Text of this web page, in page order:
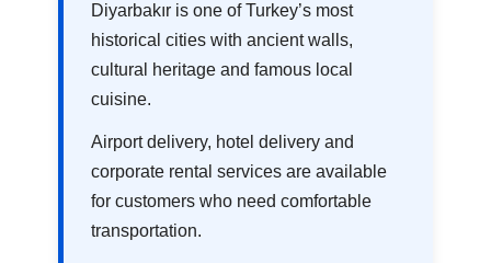
Diyarbakır is one of Turkey’s most
historical cities with ancient walls,
cultural heritage and famous local
cuisine.
Airport delivery, hotel delivery and
corporate rental services are available
for customers who need comfortable
transportation.